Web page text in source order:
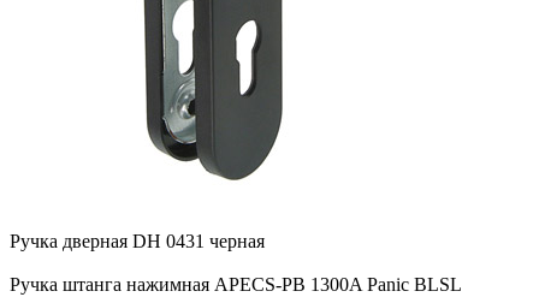
Ручка дверная DH 0431 черная
Ручка штанга нажимная APECS-PB 1300A Panic BLSL